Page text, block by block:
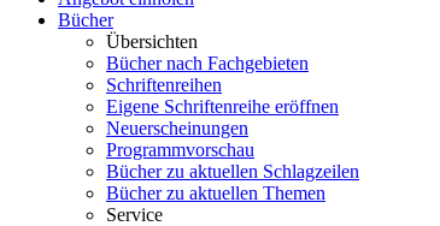
Bücher
Übersichten
Bücher nach Fachgebieten
Schriftenreihen
Eigene Schriftenreihe eröffnen
Neuerscheinungen
Programmvorschau
Bücher zu aktuellen Schlagzeilen
Bücher zu aktuellen Themen
Service